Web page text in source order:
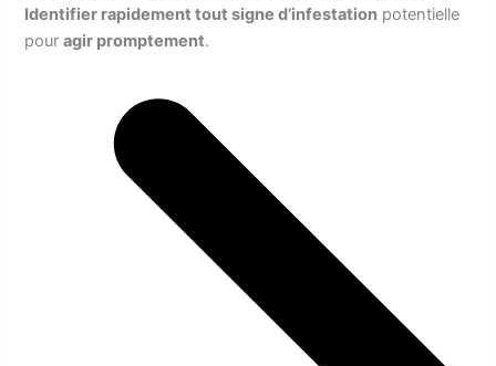
Identifier rapidement tout signe d’infestation potentielle
pouragir promptement.